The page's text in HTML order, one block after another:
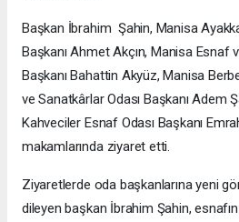
Başkan İbrahim Şahin, Manisa
Başkanı Ahmet Akçın, Manisa Esnaf
Başkanı Bahattin Akyüz, Manisa
ve Sanatkârlar Odası Başkanı Adem
Kahveciler Esnaf Odası Başkanı
makamlarında ziyaret etti.
Ziyaretlerde oda başkanlarına yeni
dileyen başkan İbrahim Şahin,